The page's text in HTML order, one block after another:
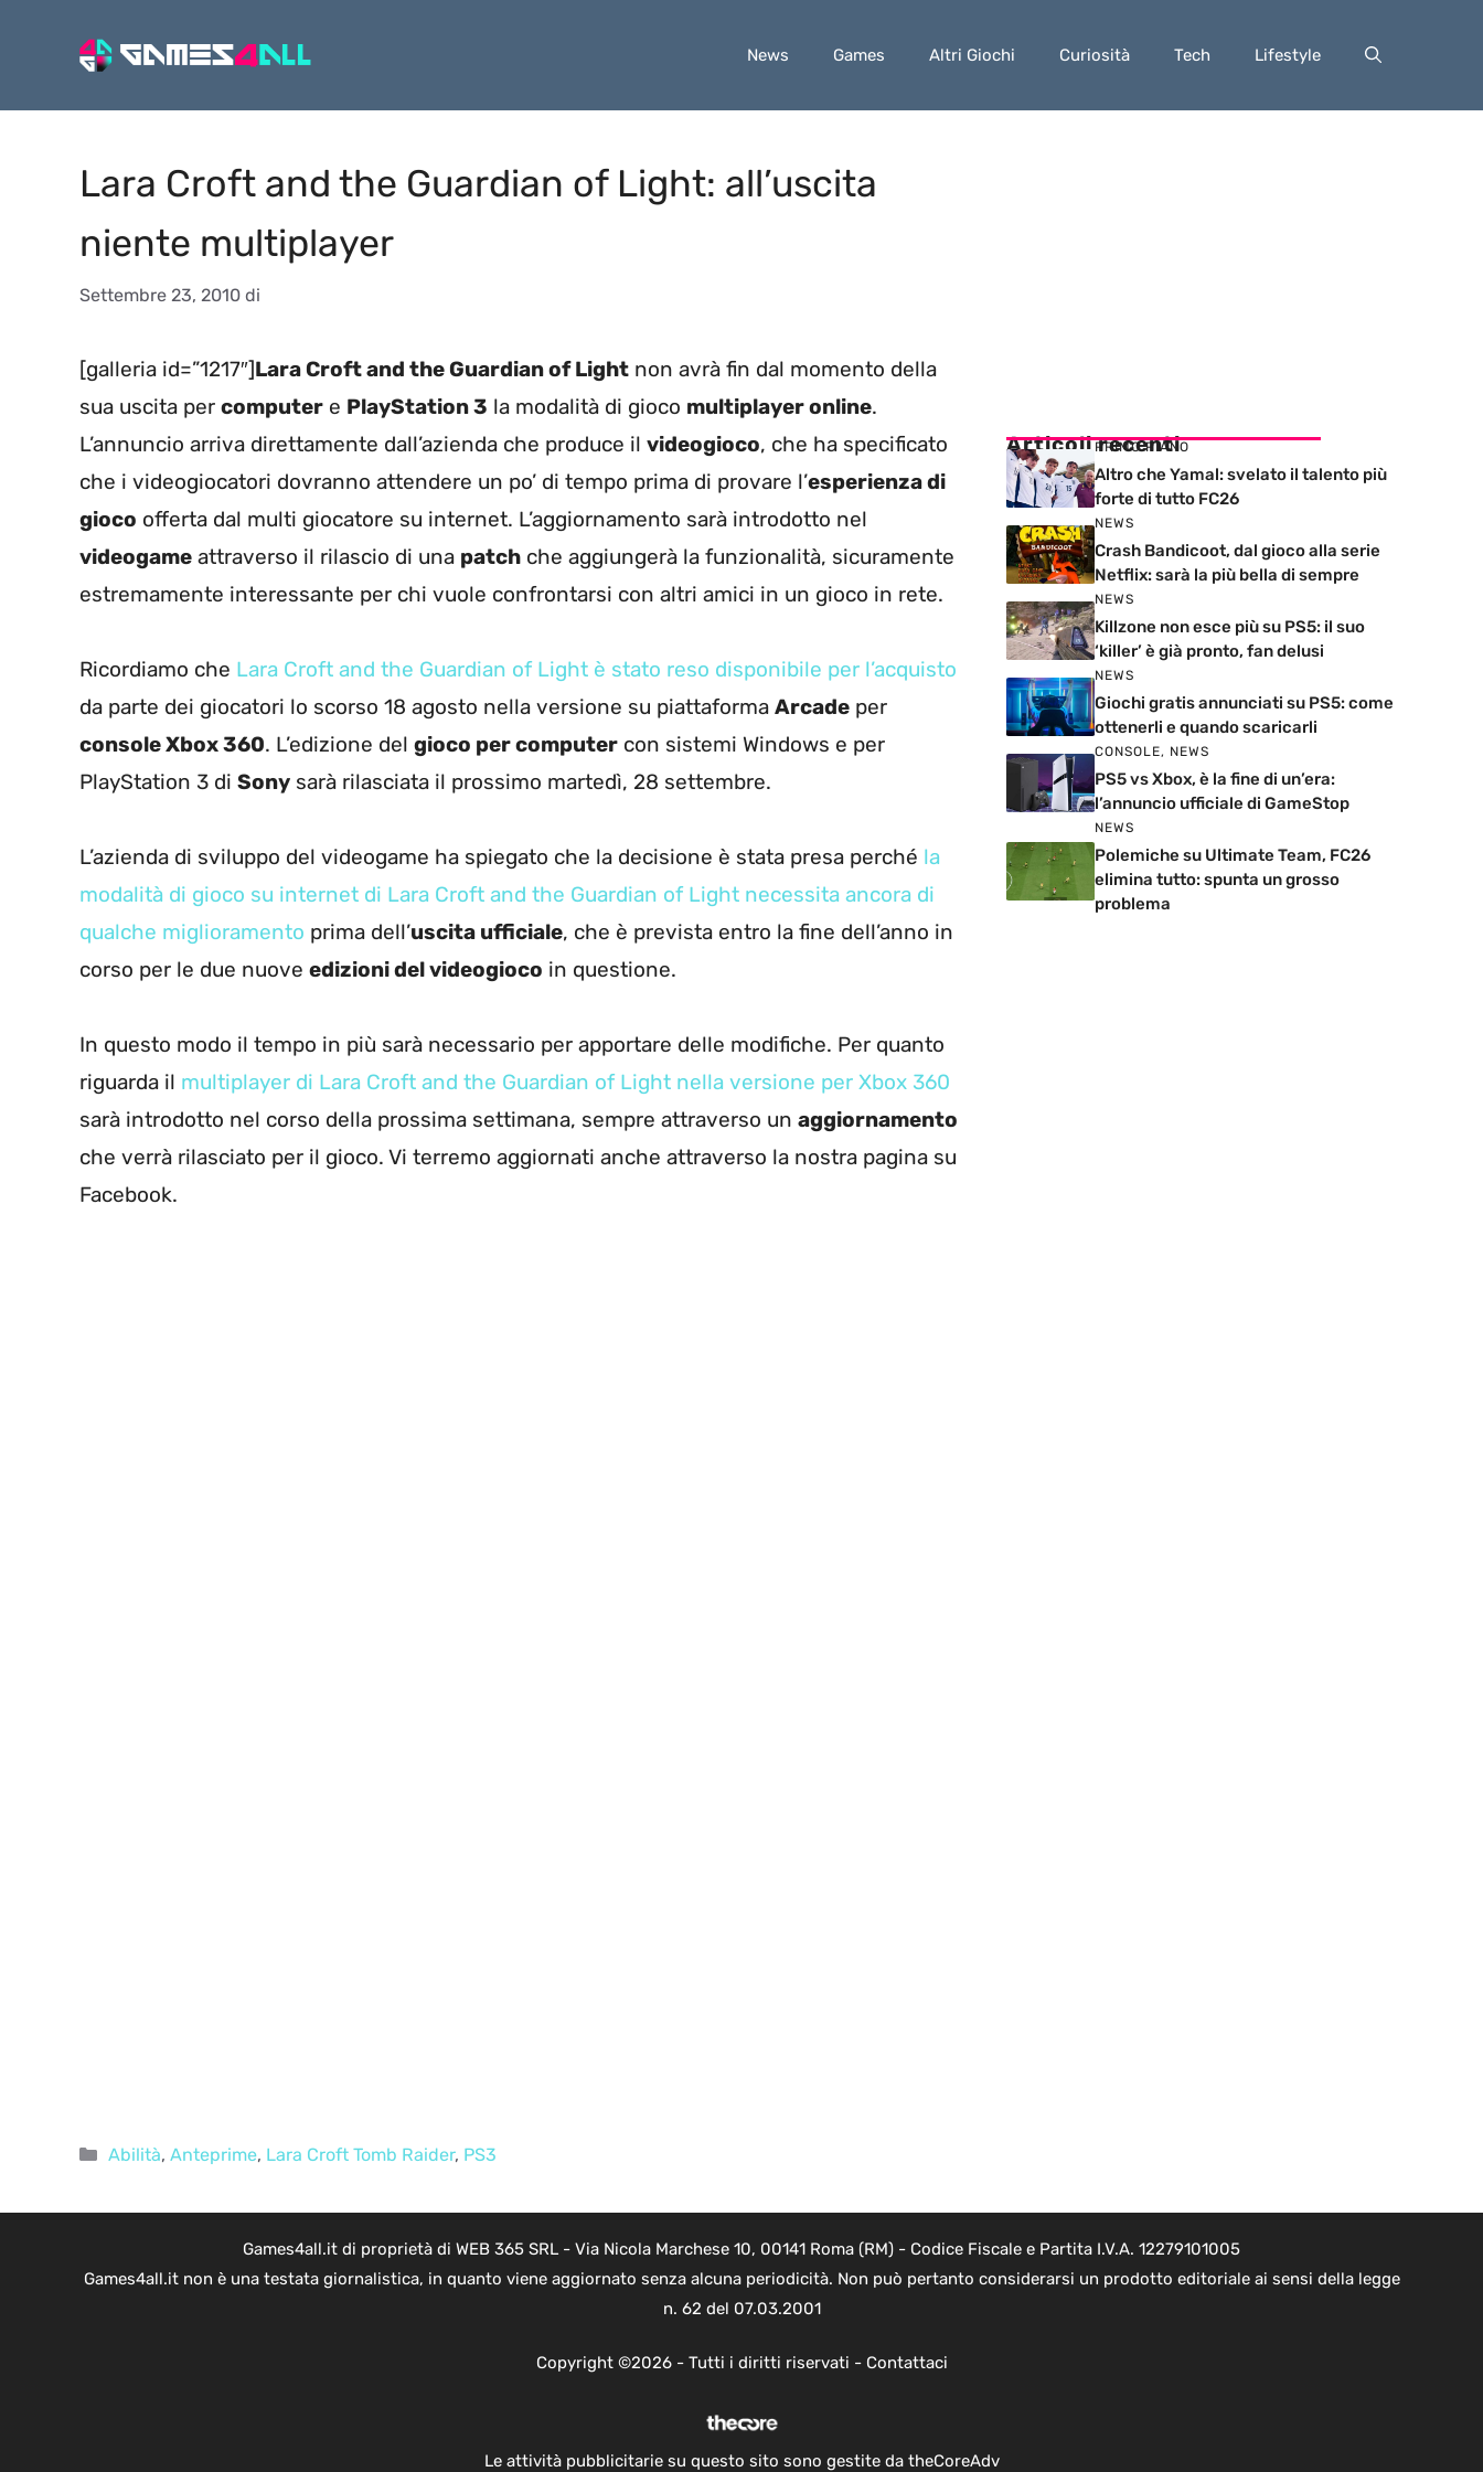
News Games Altri Giochi Curiosità Tech Lifestyle
Lara Croft and the Guardian of Light: all’uscita
niente multiplayer
Settembre 23, 2010 di
[galleria id=”1217″]Lara Croft and the Guardian of Light non avrà fin dal momento della
sua uscita per computer e PlayStation 3 la modalità di gioco multiplayer online.
L’annuncio arriva direttamente dall’azienda che produce il videogioco, che ha specificato
che i videogiocatori dovranno attendere un po’ di tempo prima di provare l’esperienza di
gioco offerta dal multi giocatore su internet. L’aggiornamento sarà introdotto nel
videogame attraverso il rilascio di una patch che aggiungerà la funzionalità, sicuramente
estremamente interessante per chi vuole confrontarsi con altri amici in un gioco in rete.
Ricordiamo che Lara Croft and the Guardian of Light è stato reso disponibile per l’acquisto
da parte dei giocatori lo scorso 18 agosto nella versione su piattaforma Arcade per
console Xbox 360. L’edizione del gioco per computer con sistemi Windows e per
PlayStation 3 di Sony sarà rilasciata il prossimo martedì, 28 settembre.
L’azienda di sviluppo del videogame ha spiegato che la decisione è stata presa perché la
modalità di gioco su internet di Lara Croft and the Guardian of Light necessita ancora di
qualche miglioramento prima dell’uscita ufficiale, che è prevista entro la fine dell’anno in
corso per le due nuove edizioni del videogioco in questione.
In questo modo il tempo in più sarà necessario per apportare delle modifiche. Per quanto
riguarda il multiplayer di Lara Croft and the Guardian of Light nella versione per Xbox 360
sarà introdotto nel corso della prossima settimana, sempre attraverso un aggiornamento
che verrà rilasciato per il gioco. Vi terremo aggiornati anche attraverso la nostra pagina su
Facebook.
Categorie
Abilità, Anteprime, Lara Croft Tomb Raider, PS3
Articoli recenti
PRIMO PIANO
Altro che Yamal: svelato il talento più
forte di tutto FC26
NEWS
Crash Bandicoot, dal gioco alla serie
Netflix: sarà la più bella di sempre
NEWS
Killzone non esce più su PS5: il suo
‘killer’ è già pronto, fan delusi
NEWS
Giochi gratis annunciati su PS5: come
ottenerli e quando scaricarli
CONSOLE, NEWS
PS5 vs Xbox, è la fine di un’era:
l’annuncio ufficiale di GameStop
NEWS
Polemiche su Ultimate Team, FC26
elimina tutto: spunta un grosso
problema
Games4all.it di proprietà di WEB 365 SRL - Via Nicola Marchese 10, 00141 Roma (RM) - Codice Fiscale e Partita I.V.A. 12279101005
Games4all.it non è una testata giornalistica, in quanto viene aggiornato senza alcuna periodicità. Non può pertanto considerarsi un prodotto editoriale ai sensi della legge
n. 62 del 07.03.2001
Copyright ©2026 - Tutti i diritti riservati - Contattaci
Le attività pubblicitarie su questo sito sono gestite da theCoreAdv